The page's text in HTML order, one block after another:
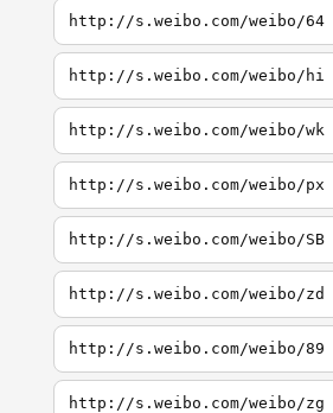
http://s.weibo.com/weibo/64
http://s.weibo.com/weibo/hi
http://s.weibo.com/weibo/wk
http://s.weibo.com/weibo/px
http://s.weibo.com/weibo/SB
http://s.weibo.com/weibo/zd
http://s.weibo.com/weibo/89
http://s.weibo.com/weibo/zg